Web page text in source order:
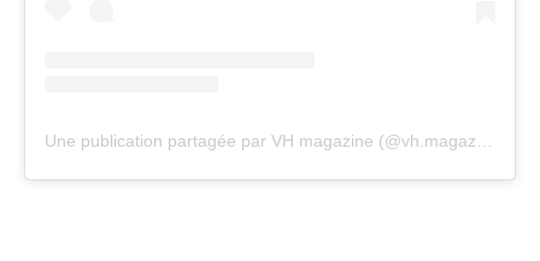
Une publication partagée par VH magazine (@vh.magazine)